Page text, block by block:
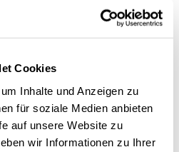
Cookies
Inhalte und Anzeigen zu
für soziale Medien anbieten
auf unsere Website zu
wir Informationen zu Ihrer